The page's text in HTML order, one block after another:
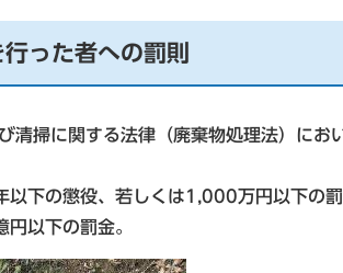
った者への罰則
清掃に関する法律（廃棄物処理法）にお
下の懲役、若しくは1,000万円以下の罰
以下の罰金。